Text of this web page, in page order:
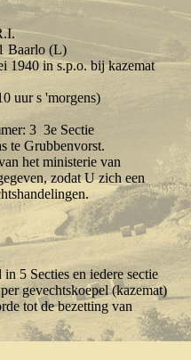
Baarlo (L)
1940 in s.p.o. bij kazemat
uur s 'morgens)
3 3e Sectie
te Grubbenvorst.
het ministerie van
zodat U zich een
5 Secties en iedere sectie
gevechtskoepel (kazemat)
tot de bezetting van